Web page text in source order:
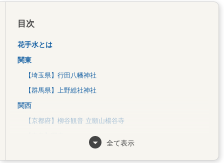
目次
花手水とは
関東
【埼玉県】行田八幡神社
【群馬県】上野総社神社
関西
【京都府】柳谷観音 立願山楊谷寺
【京都府】東福寺塔頭 勝林寺
全て表示